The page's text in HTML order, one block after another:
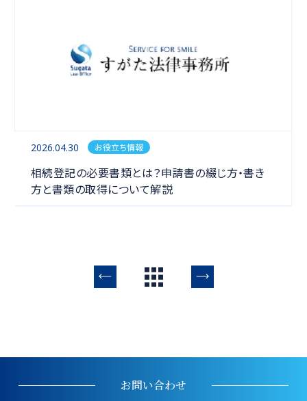
2026.04.30 お役立ち情報
相続登記の必要書類とは？申請書の綴じ方・書き
方と書類の取得について解説
お問い合わせ